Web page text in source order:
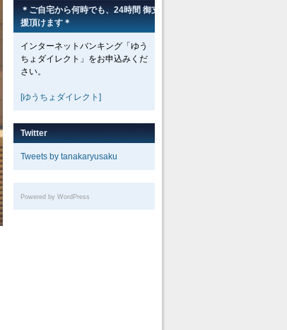
＊ご自宅から何時でも、24時間 御支
援頂けます＊
インターネットバンキング「ゆう
ちょダイレクト」をお申込みくだ
さい。
[ゆうちょダイレクト]
Twitter
Tweets by tanakaryusaku
Powered by WordPress